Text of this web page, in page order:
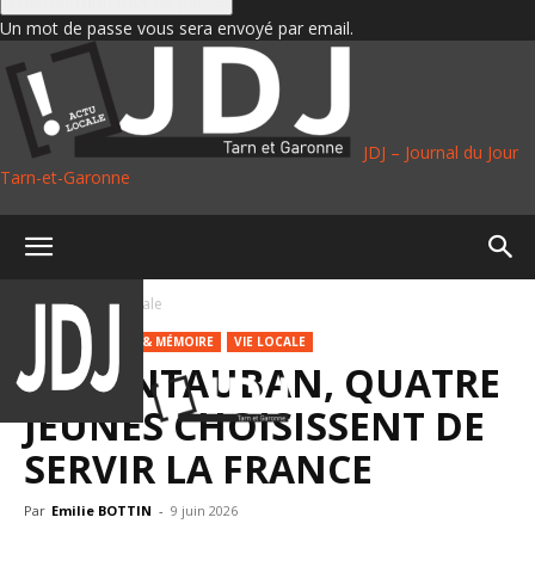
Un mot de passe vous sera envoyé par email.
JDJ – Journal du Jour
Tarn-et-Garonne
Accueil Vie Locale
DÉFENSE & MÉMOIRE VIE LOCALE
À MONTAUBAN, QUATRE
JEUNES CHOISISSENT DE
SERVIR LA FRANCE
Par Emilie BOTTIN - 9 juin 2026